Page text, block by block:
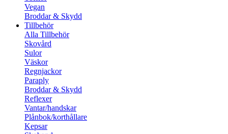
Vegan
Broddar & Skydd
Tillbehör
Alla Tillbehör
Skovård
Sulor
Väskor
Regnjackor
Paraply
Broddar & Skydd
Reflexer
Vantar/handskar
Plånbok/korthållare
Kepsar